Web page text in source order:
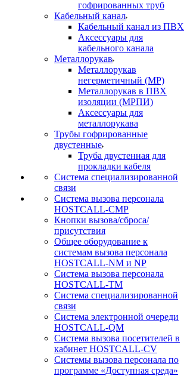
гофрированных труб
Кабельный канал
Кабельный канал из ПВХ
Аксессуары для
кабельного канала
Металлорукав
Металлорукав
негерметичный (МР)
Металлорукав в ПВХ
изоляции (МРПИ)
Аксессуары для
металлорукава
Трубы гофрированные
двустенные
Труба двустенная для
прокладки кабеля
Система специализированной
связи
Cистема вызова персонала
HOSTCALL-CMP
Кнопки вызова/сброса/
присутствия
Общее оборудование к
системам вызова персонала
HOSTCALL-NM и NP
Система вызова персонала
HOSTCALL-TM
Система специализированной
связи
Система электронной очереди
HOSTCALL-QM
Cистема вызова посетителей в
кабинет HOSTCALL-CV
Системы вызова персонала по
программе «Доступная среда»